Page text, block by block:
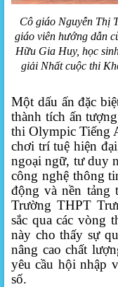
Cô giáo Nguyễn Thị
giáo viên hướng dẫn
Hữu Gia Huy, học
giải Nhất cuộc thi
Một dấu ấn đặc
thành tích ấn
thi Olympic Tiếng
chơi trí tuệ hiện
ngoại ngữ, tư duy
công nghệ thông
động và nền tảng
Trường THPT
sắc qua các vòng
này cho thấy sự
nâng cao chất
yêu cầu hội nhập
số.